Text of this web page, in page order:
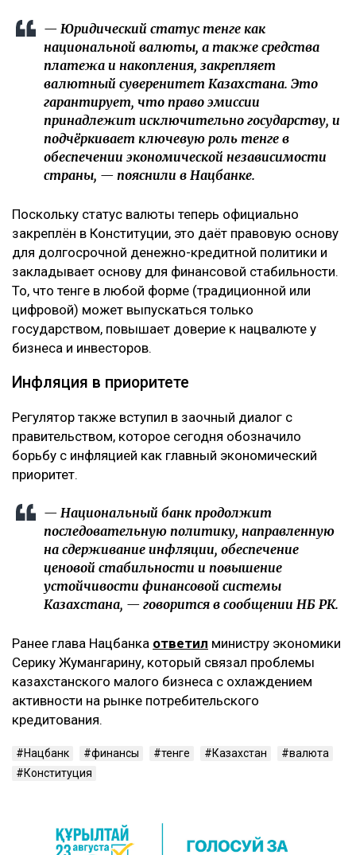
— Юридический статус тенге как
национальной валюты, а также средства
платежа и накопления, закрепляет
валютный суверенитет Казахстана. Это
гарантирует, что право эмиссии
принадлежит исключительно государству, и
подчёркивает ключевую роль тенге в
обеспечении экономической независимости
страны, — пояснили в Нацбанке.
Поскольку статус валюты теперь официально
закреплён в Конституции, это даёт правовую основу
для долгосрочной денежно-кредитной политики и
закладывает основу для финансовой стабильности.
То, что тенге в любой форме (традиционной или
цифровой) может выпускаться только
государством, повышает доверие к нацвалюте у
бизнеса и инвесторов.
Инфляция в приоритете
Регулятор также вступил в заочный диалог с
правительством, которое сегодня обозначило
борьбу с инфляцией как главный экономический
приоритет.
— Национальный банк продолжит
последовательную политику, направленную
на сдерживание инфляции, обеспечение
ценовой стабильности и повышение
устойчивости финансовой системы
Казахстана, — говорится в сообщении НБ РК.
Ранее глава Нацбанка ответил министру экономики
Серику Жумангарину, который связал проблемы
казахстанского малого бизнеса с охлаждением
активности на рынке потребительского
кредитования.
Нацбанк финансы тенге Казахстан
валюта
Конституция